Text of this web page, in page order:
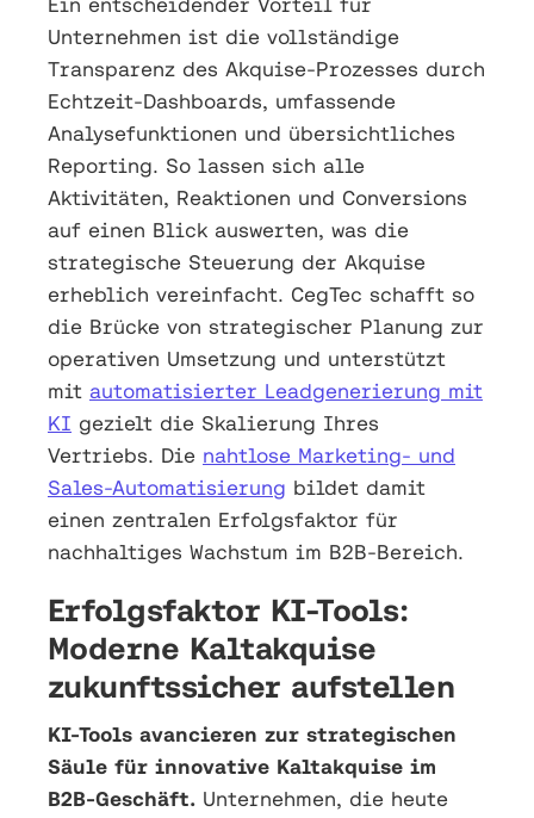
Unternehmen ist die vollständige
Transparenz des Akquise-Prozesses durch
Echtzeit-Dashboards, umfassende
Analysefunktionen und übersichtliches
Reporting. So lassen sich alle
Aktivitäten, Reaktionen und Conversions
auf einen Blick auswerten, was die
strategische Steuerung der Akquise
erheblich vereinfacht. CegTec schafft so
die Brücke von strategischer Planung zur
operativen Umsetzung und unterstützt
mit automatisierter Leadgenerierung mit
KI gezielt die Skalierung Ihres
Vertriebs. Die nahtlose Marketing- und
Sales-Automatisierung bildet damit
einen zentralen Erfolgsfaktor für
nachhaltiges Wachstum im B2B-Bereich.
Erfolgsfaktor KI-Tools:
Moderne Kaltakquise
zukunftssicher aufstellen
KI-Tools avancieren zur strategischen
Säule für innovative Kaltakquise im
B2B-Geschäft. Unternehmen, die heute